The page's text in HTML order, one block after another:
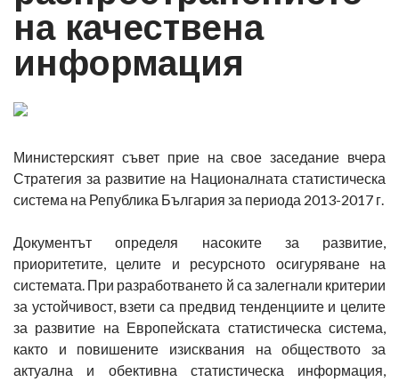
на качествена
информация
Министерският съвет прие на свое заседание вчера
Стратегия за развитие на Националната статистическа
система на Република България за периода 2013-2017 г.
Документът определя насоките за развитие,
приоритетите, целите и ресурсното осигуряване на
системата. При разработването й са залегнали критерии
за устойчивост, взети са предвид тенденциите и целите
за развитие на Европейската статистическа система,
както и повишените изисквания на обществото за
актуална и обективна статистическа информация,